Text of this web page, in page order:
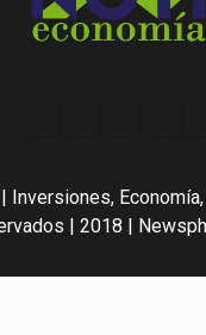
Noti-
economía
Inversiones,
| 2018 |